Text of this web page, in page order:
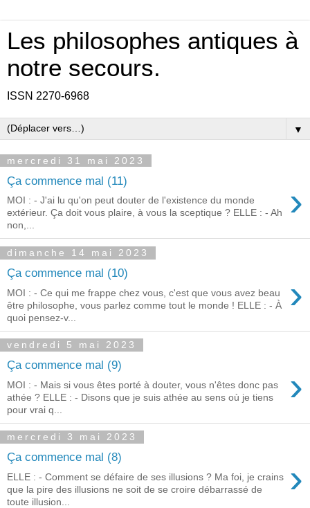
Les philosophes antiques à
notre secours.
ISSN 2270-6968
▼
mercredi 31 mai 2023
Ça commence mal (11) ›
MOI : - J'ai lu qu'on peut douter de l'existence du monde
extérieur. Ça doit vous plaire, à vous la sceptique ? ELLE : - Ah
non,...
dimanche 14 mai 2023
Ça commence mal (10) ›
MOI : - Ce qui me frappe chez vous, c'est que vous avez beau
être philosophe, vous parlez comme tout le monde ! ELLE : - À
quoi pensez-v...
vendredi 5 mai 2023
Ça commence mal (9) ›
MOI : - Mais si vous êtes porté à douter, vous n'êtes donc pas
athée ? ELLE : - Disons que je suis athée au sens où je tiens
pour vrai q...
mercredi 3 mai 2023
Ça commence mal (8) ›
ELLE : - Comment se défaire de ses illusions ? Ma foi, je crains
que la pire des illusions ne soit de se croire débarrassé de
toute illusion...